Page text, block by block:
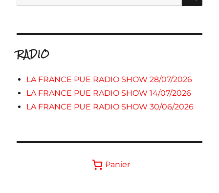
pour :
RADIO
LA FRANCE PUE RADIO SHOW 28/07/2026
LA FRANCE PUE RADIO SHOW 14/07/2026
LA FRANCE PUE RADIO SHOW 30/06/2026
Panier